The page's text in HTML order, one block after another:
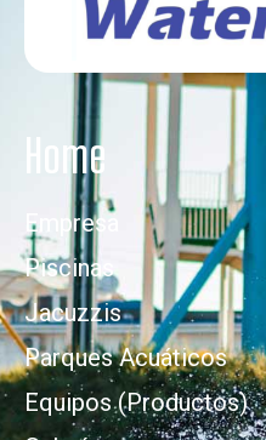
Home
Empresa
Piscinas
Jacuzzis
Parques Acuáticos
Equipos (Productos)